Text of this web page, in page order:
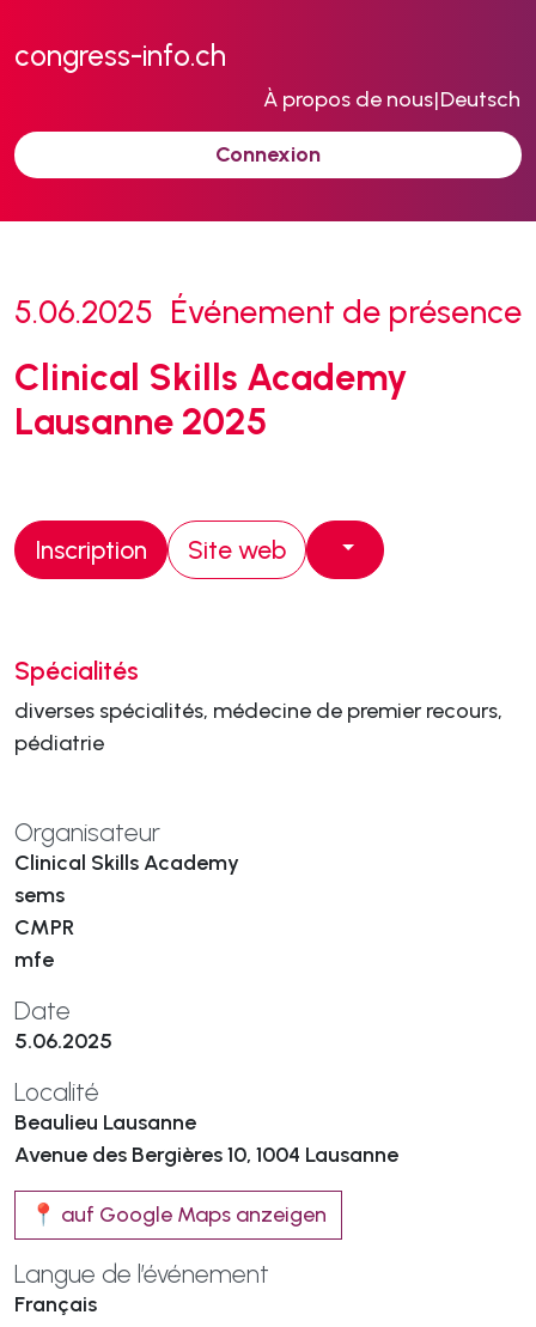
congress-info.ch
À propos de nous|Deutsch
Connexion
5.06.2025 Événement de présence
Clinical Skills Academy
Lausanne 2025
Inscription Site web
Spécialités
diverses spécialités, médecine de premier recours,
pédiatrie
Organisateur
Clinical Skills Academy
sems
CMPR
mfe
Date
5.06.2025
Localité
Beaulieu Lausanne
Avenue des Bergières 10, 1004 Lausanne
📍 auf Google Maps anzeigen
Langue de l’événement
Français